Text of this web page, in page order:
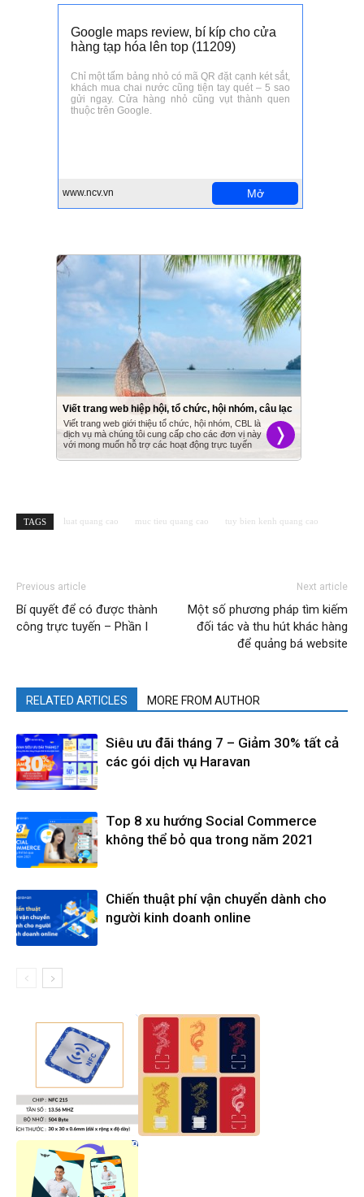
TAGS luat quang cao muc tieu quang cao tuy bien kenh quang cao
Previous article
Bí quyết để có được thành
công trực tuyến – Phần I
Next article
Một số phương pháp tìm kiếm
đối tác và thu hút khác hàng
để quảng bá website
RELATED ARTICLES MORE FROM AUTHOR
Siêu ưu đãi tháng 7 – Giảm 30% tất cả
các gói dịch vụ Haravan
Top 8 xu hướng Social Commerce
không thể bỏ qua trong năm 2021
Chiến thuật phí vận chuyển dành cho
người kinh doanh online